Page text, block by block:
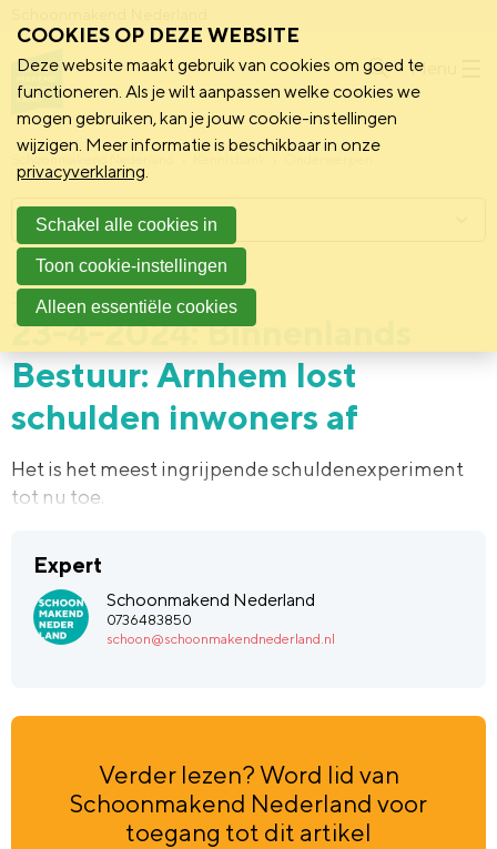
Menu
Schoonmakend Nederland
31 mei 2024
23-4-2024: Binnenlands
Bestuur: Arnhem lost
schulden inwoners af
Het is het meest ingrijpende schuldenexperiment
tot nu toe.
Expert
Schoonmakend Nederland
0736483850
schoon@schoonmakendnederland.nl
Verder lezen? Word lid van
Schoonmakend Nederland voor
toegang tot dit artikel
Menu
COOKIES OP DEZE WEBSITE
Deze website maakt gebruik van cookies om goed te
functioneren. Als je wilt aanpassen welke cookies we
mogen gebruiken, kan je jouw cookie-instellingen
wijzigen. Meer informatie is beschikbaar in onze
privacyverklaring.
Schakel alle cookies in
Toon cookie-instellingen
Alleen essentiële cookies